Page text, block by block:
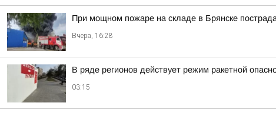
При мощном пожаре на складе в Брянске
Вчера, 16:28
В ряде регионов действует режим ракетной
03:15